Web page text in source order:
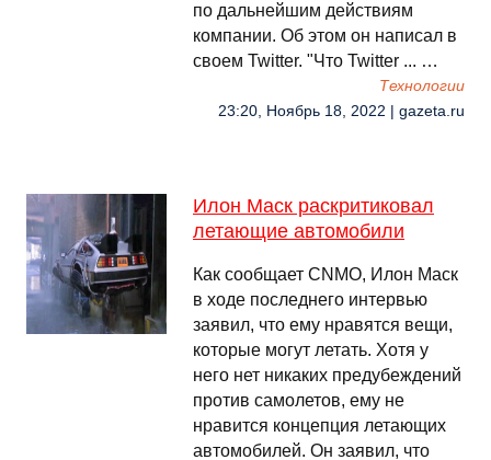
по дальнейшим действиям
компании. Об этом он написал в
своем Twitter. "Что Twitter ... …
Технологии
23:20, Ноябрь 18, 2022 | gazeta.ru
Илон Маск раскритиковал
летающие автомобили
Как сообщает CNMO, Илон Маск
в ходе последнего интервью
заявил, что ему нравятся вещи,
которые могут летать. Хотя у
него нет никаких предубеждений
против самолетов, ему не
нравится концепция летающих
автомобилей. Он заявил, что